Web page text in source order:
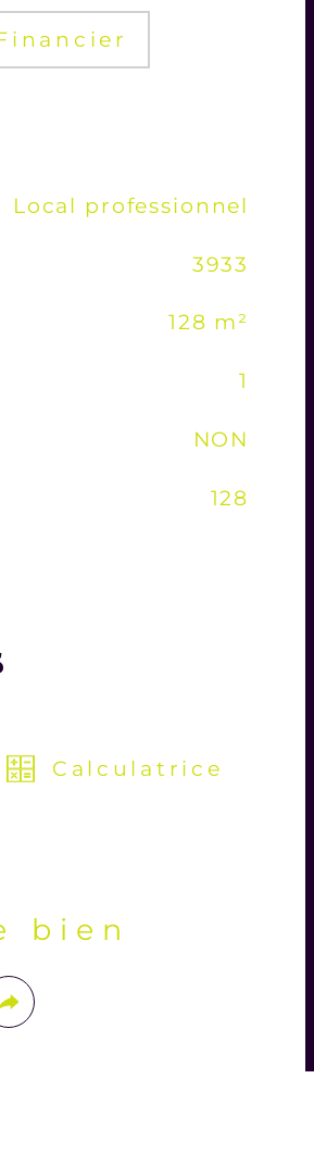
Local professionnel
3933
128 m²
1
NON
128
Calculatrice
bien